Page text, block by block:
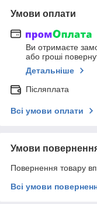
Умови оплати
Ви отримаєте
або гроші
Детальніше
Післяплата
Всі умови оплати
Умови
Повернення товару
Всі умови